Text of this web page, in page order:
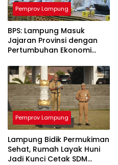
Pemprov Lampung
BPS: Lampung Masuk
Jajaran Provinsi dengan
Pertumbuhan Ekonomi
Pemprov Lampung
Lampung Bidik Permukiman
Sehat, Rumah Layak Huni
Jadi Kunci Cetak SDM